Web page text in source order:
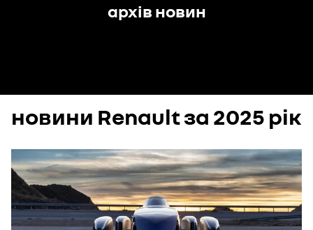
архів новин
новини Renault за 2025 рік